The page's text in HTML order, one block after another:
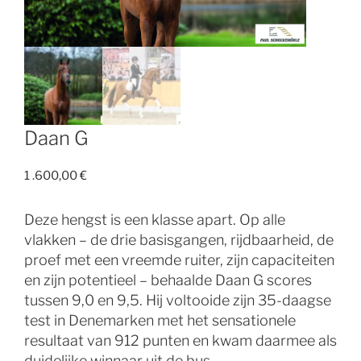
Daan G
1 .600,00€
Deze hengst is een klasse apart. Op alle
vlakken – de drie basisgangen, rijdbaarheid, de
proef met een vreemde ruiter, zijn capaciteiten
en zijn potentieel – behaalde Daan G scores
tussen 9,0 en 9,5. Hij voltooide zijn 35-daagse
test in Denemarken met het sensationele
resultaat van 912 punten en kwam daarmee als